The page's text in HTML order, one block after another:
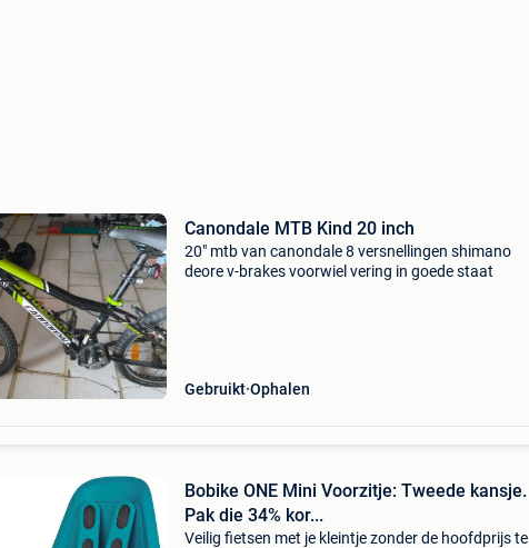
Canondale MTB Kind 20 inch
20" mtb van canondale 8 versnellingen shimano
deore v-brakes voorwiel vering in goede staat
Gebruikt Ophalen
Bobike ONE Mini Voorzitje: Tweede kansje.
Pak die 34% kor...
Veilig fietsen met je kleintje zonder de hoofdprijs te